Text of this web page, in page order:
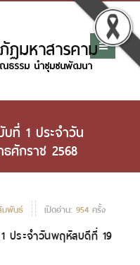
ที่ 1 ประจำวัน
ศักราช 2568
มพันธ์ เปิดอ่าน: 954 ครั้ง
ประจำวันพฤหัสบดีที่ 19